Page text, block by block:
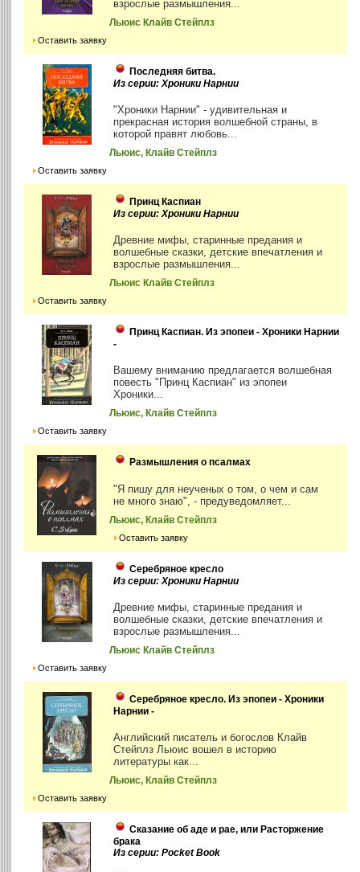
взрослые размышления...
Льюис Клайв Стейплз
Оставить заявку
Последняя битва.
Из серии: Хроники Нарнии
"Хроники Нарнии" - удивительная и
прекрасная история волшебной страны, в
которой правят любовь...
Льюис, Клайв Стейплз
Оставить заявку
Принц Каспиан
Из серии: Хроники Нарнии
Древние мифы, старинные предания и
волшебные сказки, детские впечатления и
взрослые размышления...
Льюис Клайв Стейплз
Оставить заявку
Принц Каспиан. Из эпопеи - Хроники Нарнии
-
Вашему вниманию предлагается волшебная
повесть "Принц Каспиан" из эпопеи
Хроники...
Льюис, Клайв Стейплз
Оставить заявку
Размышления о псалмах
"Я пишу для неученых о том, о чем и сам
не много знаю", - предуведомляет...
Льюис, Клайв Стейплз
Оставить заявку
Серебряное кресло
Из серии: Хроники Нарнии
Древние мифы, старинные предания и
волшебные сказки, детские впечатления и
взрослые размышления...
Льюис Клайв Стейплз
Оставить заявку
Серебряное кресло. Из эпопеи - Хроники
Нарнии -
Английский писатель и богослов Клайв
Стейплз Льюис вошел в историю
литературы как...
Льюис, Клайв Стейплз
Оставить заявку
Сказание об аде и рае, или Расторжение
брака
Из серии: Pocket Book